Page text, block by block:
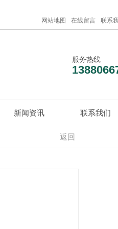
网站地图 在线留言 联系
服务热线
新闻资讯 联系我们
返回